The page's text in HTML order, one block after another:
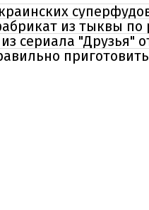
из тыквы
сериала "Друзья"